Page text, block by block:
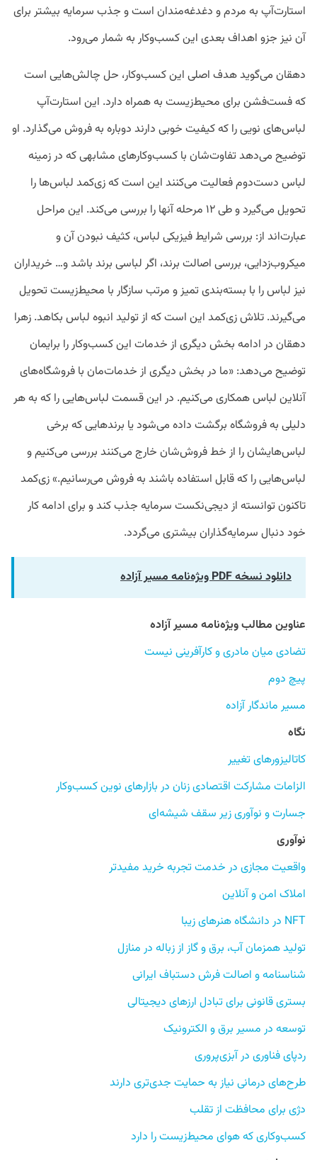
استارت‌آپ به مردم و دغدغه‌مندان است و جذب سرمایه بیشتر برای
آن نیز جزو اهداف بعدی‌ این کسب‌وکار به شمار می‌رود.
دهقان می‌گوید هدف اصلی این کسب‌وکار، حل چالش‌هایی است
که فست‌فشن برای محیط‌زیست به همراه دارد. این استارت‌آپ
لباس‌های نویی را که کیفیت خوبی دارند دوباره به فروش می‌گذارد. او
توضیح می‌دهد تفاوت‌شان با کسب‌وکارهای مشابهی که در زمینه
لباس دست‌دوم فعالیت می‌کنند این است که زی‌کمد لباس‌ها را
تحویل می‌گیرد و طی ۱۲ مرحله آنها را بررسی می‌کند. این مراحل
عبارت‌اند از: بررسی شرایط فیزیکی لباس، کثیف نبودن آن و
میکروب‌زدایی، بررسی اصالت برند، اگر لباسی برند باشد و… خریداران
نیز لباس را با بسته‌بندی تمیز و مرتب سازگار با محیط‌زیست تحویل
می‌گیرند. تلاش زی‌کمد این است که از تولید انبوه لباس بکاهد. زهرا
دهقان در ادامه بخش دیگری از خدمات این کسب‌وکار را برایمان
توضیح می‌دهد: «ما در بخش دیگری از خدمات‌مان با فروشگاه‌های
آنلاین لباس همکاری می‌کنیم. در این قسمت لباس‌هایی را که به هر
دلیلی به فروشگاه برگشت داده می‌شود یا برندهایی که برخی
لباس‌هایشان را از خط فروش‌شان خارج می‌کنند بررسی می‌کنیم و
لباس‌هایی را که قابل استفاده باشند به فروش می‌رسانیم.» زی‌کمد
تاکنون توانسته از دیجی‌نکست سرمایه جذب کند و برای ادامه کار
خود دنبال سرمایه‌گذاران بیشتری می‌گردد.
دانلود نسخه PDF ویژه‌نامه مسیر آزاده
عناوین مطالب ویژه‌نامه مسیر آزاده
تضادی میان مادری و کارآفرینی نیست
پیچ دوم
مسیر ماندگار آزاده
نگاه
کاتالیزورهای تغییر
الزامات مشارکت اقتصادی زنان در بازارهای نوین کسب‌وکار
جسارت و نوآوری زیر سقف شیشه‌ای
نوآوری
واقعیت مجازی در خدمت تجربه خرید مفیدتر
املاک امن و آنلاین
NFT در دانشگاه هنرهای زیبا
تولید همزمان آب، برق و گاز از زباله در منازل
شناسنامه و اصالت فرش دستباف ایرانی
بستری قانونی برای تبادل ارزهای دیجیتالی
توسعه در مسیر برق و الکترونیک
ردپای فناوری در آبزی‌پروری
طرح‌های درمانی نیاز به حمایت جدی‌تری دارند
دژی برای محافظت از تقلب
کسب‌وکاری که هوای محیط‌زیست را دارد